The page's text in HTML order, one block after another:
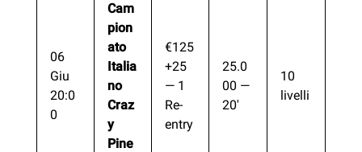
06
Giu
20:0
0
Cam
pion
ato
Italia
no
Craz
y
Pine
€125
+25
— 1
Re-
entry
25.0
00 —
20′
10
livelli